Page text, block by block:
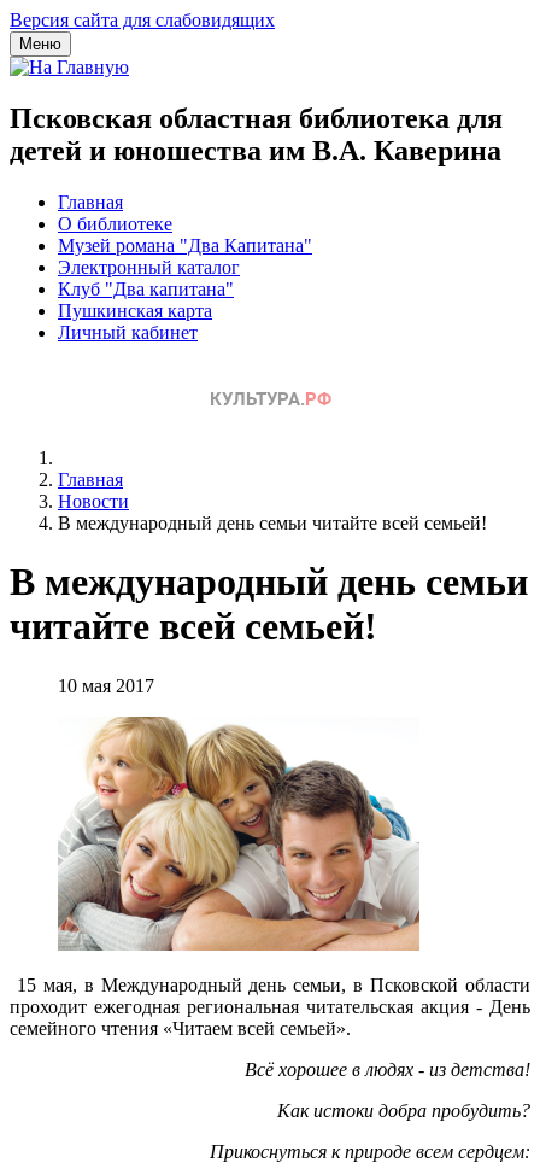
Версия сайта для слабовидящих
Меню
Псковская областная библиотека для
детей и юношества им В.А. Каверина
Главная
О библиотеке
Музей романа "Два Капитана"
Электронный каталог
Клуб "Два капитана"
Пушкинская карта
Личный кабинет
Главная
Новости
В международный день семьи читайте всей семьей!
В международный день семьи
читайте всей семьей!
10 мая 2017
15 мая, в Международный день семьи, в Псковской области
проходит ежегодная региональная читательская акция - День
семейного чтения «Читаем всей семьей».
Всё хорошее в людях - из детства!
Как истоки добра пробудить?
Прикоснуться к природе всем сердцем: